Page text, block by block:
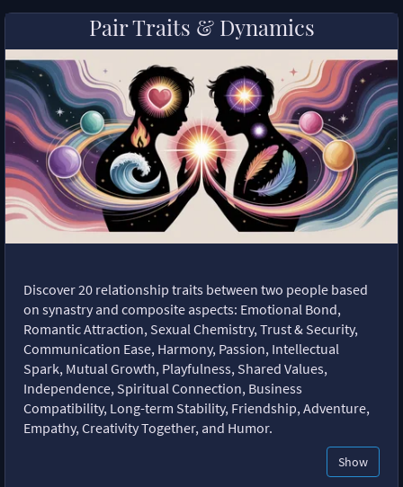
Pair Traits & Dynamics
Discover 20 relationship traits between two people based
on synastry and composite aspects: Emotional Bond,
Romantic Attraction, Sexual Chemistry, Trust & Security,
Communication Ease, Harmony, Passion, Intellectual
Spark, Mutual Growth, Playfulness, Shared Values,
Independence, Spiritual Connection, Business
Compatibility, Long-term Stability, Friendship, Adventure,
Empathy, Creativity Together, and Humor.
Show